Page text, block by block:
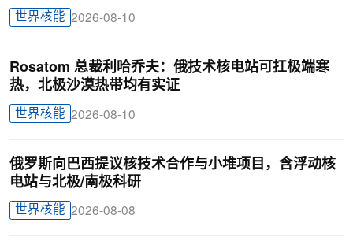
世界核能 2026-08-10
Rosatom 总裁利哈乔夫：俄技术核电站可扛极端寒
热，北极沙漠热带均有实证
世界核能 2026-08-10
俄罗斯向巴西提议核技术合作与小堆项目，含浮动核
电站与北极/南极科研
世界核能 2026-08-08